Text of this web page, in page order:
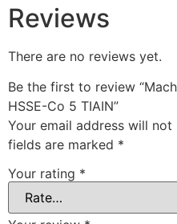
Reviews
There are no reviews yet.
Be the first to review
HSSE-Co 5 TIAIN”
Your email address will not
fields are marked *
Your rating *